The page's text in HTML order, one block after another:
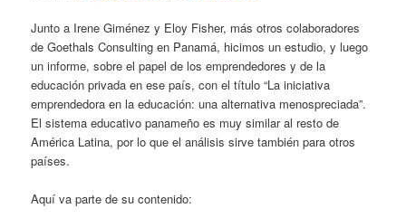
Junto a Irene Giménez y Eloy Fisher, más otros colaboradores
de Goethals Consulting en Panamá, hicimos un estudio, y luego
un informe, sobre el papel de los emprendedores y de la
educación privada en ese país, con el título “La iniciativa
emprendedora en la educación: una alternativa menospreciada”.
El sistema educativo panameño es muy similar al resto de
América Latina, por lo que el análisis sirve también para otros
países.
Aquí va parte de su contenido: